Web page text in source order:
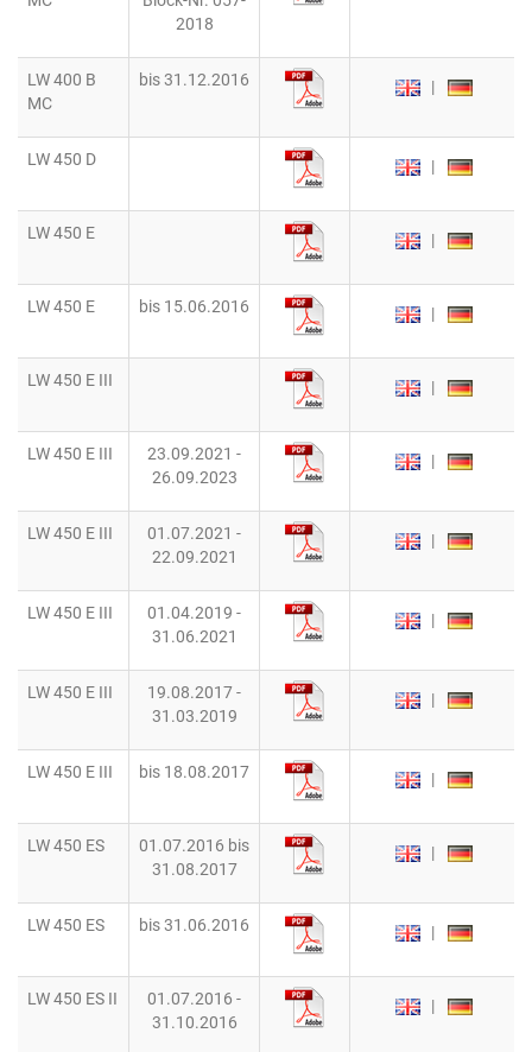
2018
LW 400 B
MC
bis 31.12.2016 |
LW 450 D |
LW 450 E |
LW 450 E bis 15.06.2016 |
LW 450 E III |
LW 450 E III
23.09.2021 -
26.09.2023
|
LW 450 E III
01.07.2021 -
22.09.2021
|
LW 450 E III
01.04.2019 -
31.06.2021
|
LW 450 E III
19.08.2017 -
31.03.2019
|
LW 450 E III bis 18.08.2017 |
LW 450 ES
01.07.2016 bis
31.08.2017
|
LW 450 ES bis 31.06.2016 |
LW 450 ES II
01.07.2016 -
31.10.2016
|